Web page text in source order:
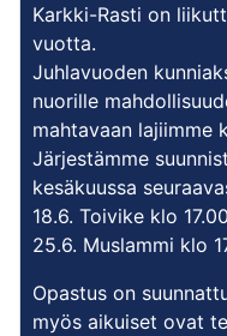
Karkki-Rasti on
vuotta.
Juhlavuoden
nuorille
mahtavaan lajiimme
Järjestämme
kesäkuussa
18.6. Toivike klo 17.00
25.6. Muslammi klo
Opastus on
myös aikuiset ovat